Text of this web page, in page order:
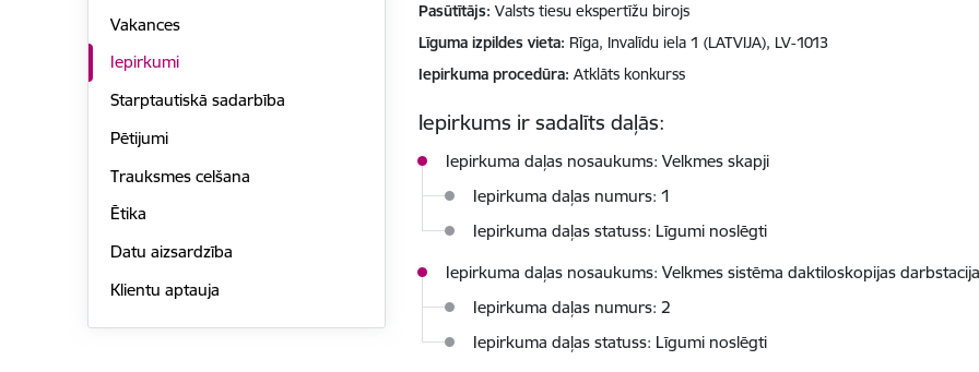
Vakances
Iepirkumi
Starptautiskā sadarbība
Pētijumi
Trauksmes celšana
Ētika
Datu aizsardzība
Klientu aptauja
Pasūtītājs Valsts tiesu ekspertīžu birojs
Līguma izpildes vieta Rīga, Invalīdu iela 1 (LATVIJA), LV-1013
Iepirkuma procedūra Atklāts konkurss
Iepirkums ir sadalīts daļās:
Iepirkuma daļas nosaukums: Velkmes skapji
Iepirkuma daļas numurs: 1
Iepirkuma daļas statuss: Līgumi noslēgti
Iepirkuma daļas nosaukums: Velkmes sistēma daktiloskopijas
Iepirkuma daļas numurs: 2
Iepirkuma daļas statuss: Līgumi noslēgti